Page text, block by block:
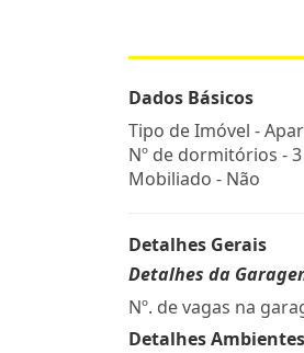
Dados Básicos
Tipo de Imóvel -
Nº de dormitórios -
Mobiliado - Não
Detalhes Gerais
Detalhes da
Nº. de vagas na
Detalhes Ambientes